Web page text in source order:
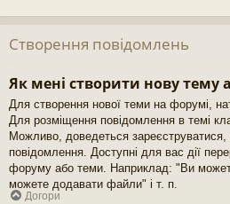
Створення повідомлень
Як мені створити нову тему
Для створення нової теми на форумі,
Для розміщення повідомлення в темі
Можливо, доведеться зареєструватися,
повідомлення. Доступні для вас дії
форуму або теми. Наприклад: "Ви
можете додавати файли" і т. п.
Догори